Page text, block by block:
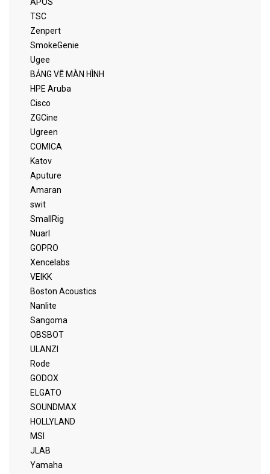
APOS
TSC
Zenpert
SmokeGenie
Ugee
BẢNG VẼ MÀN HÌNH
HPE Aruba
Cisco
ZGCine
Ugreen
COMICA
Katov
Aputure
Amaran
swit
SmallRig
Nuarl
GOPRO
Xencelabs
VEIKK
Boston Acoustics
Nanlite
Sangoma
OBSBOT
ULANZI
Rode
GODOX
ELGATO
SOUNDMAX
HOLLYLAND
MSI
JLAB
Yamaha